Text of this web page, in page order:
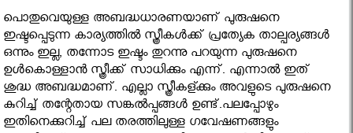
പൊതുവെയുള്ള അബദ്ധധാരണയാണ് പുരുഷനെ
ഇഷ്ടപ്പെടുന്ന കാര്യത്തിൽ സ്ത്രീകൾക്ക് പ്രത്യേക താല്പര്യങ്ങൾ
ഒന്നും ഇല്ല, തന്നോട ഇഷ്ടം തുറന്നു പറയുന്ന പുരുഷനെ
ഉൾകൊള്ളാൻ സ്ത്രീക്ക് സാധിക്കും എന്ന്. എന്നാൽ ഇത്
ശുദ്ധ അബദ്ധമാണ്. എല്ലാ സ്ത്രീകള്ക്കും അവളുടെ പുരുഷനെ
കുറിച്ച് തന്റേതായ സങ്കൽപ്പങ്ങൾ ഉണ്ട്.പലപ്പോഴും
ഇതിനെക്കുറിച്ച് പല തരത്തിലുള്ള ഗവേഷണങ്ങളും